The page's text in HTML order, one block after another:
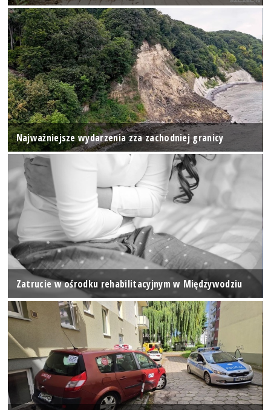
Najważniejsze wydarzenia zza zachodniej granicy
Zatrucie w ośrodku rehabilitacyjnym w Międzywodziu